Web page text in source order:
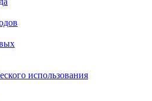
использования